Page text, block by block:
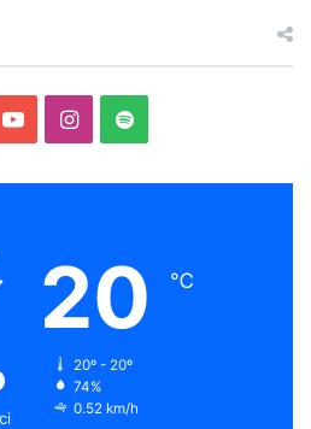
YouTubeInstagram
Spotify
20 ℃
20º - 20º
74%
0.52 km/h